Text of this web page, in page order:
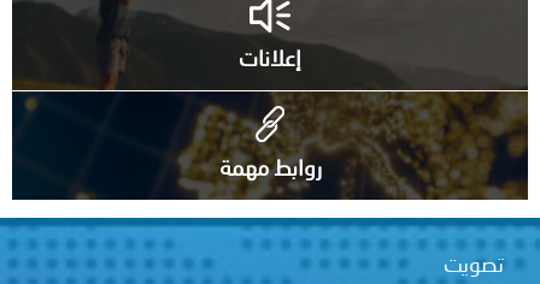
روابط مهمة